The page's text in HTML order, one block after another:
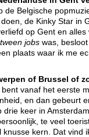
de Belgische
de Kinky Star in
op Gent en
jobs was,
plaats waar ik me
of Brussel of
vanaf het eerste
en dan gebeurt
keer in
te veel
kern. Dat vind